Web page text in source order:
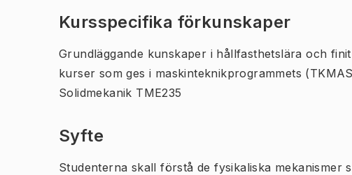
Kursspecifika förkunskaper
Grundläggande kunskaper i hållfasthetslära och
kurser som ges i maskinteknikprogrammets
Solidmekanik TME235
Syfte
Studenterna skall förstå de fysikaliska